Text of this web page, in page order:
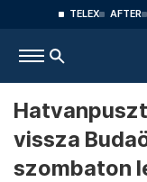
TELEX AFTER
vissza
szombaton